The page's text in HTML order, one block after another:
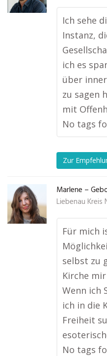
Ich sehe
Instanz,
ich es
über
zu sagen
mit
No tags
Zur
Marlene –
Liebenau Kreis
Für mich
selbst zu
Kirche
Wenn ich
ich in die
Freiheit
No tags